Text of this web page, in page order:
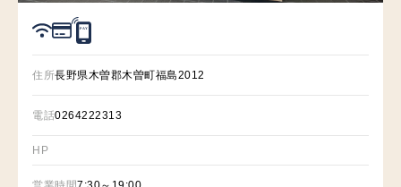
PAY
住所長野県木曽郡木曽町福島2012
電話0264222313
HP